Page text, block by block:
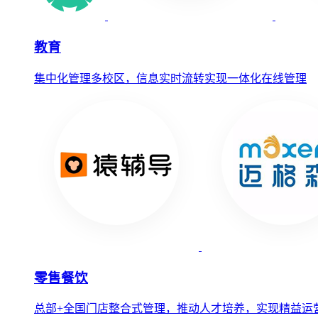
教育
集中化管理多校区，信息实时流转实现一体化在线管理
零售餐饮
总部+全国门店整合式管理，推动人才培养，实现精益运